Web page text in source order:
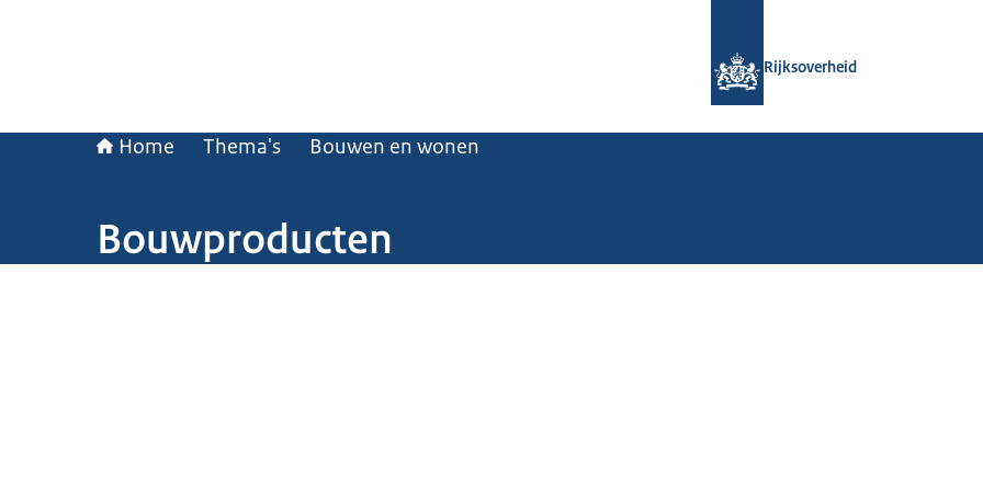
Rijksoverheid
Home Thema's Bouwen en wonen
Bouwproducten